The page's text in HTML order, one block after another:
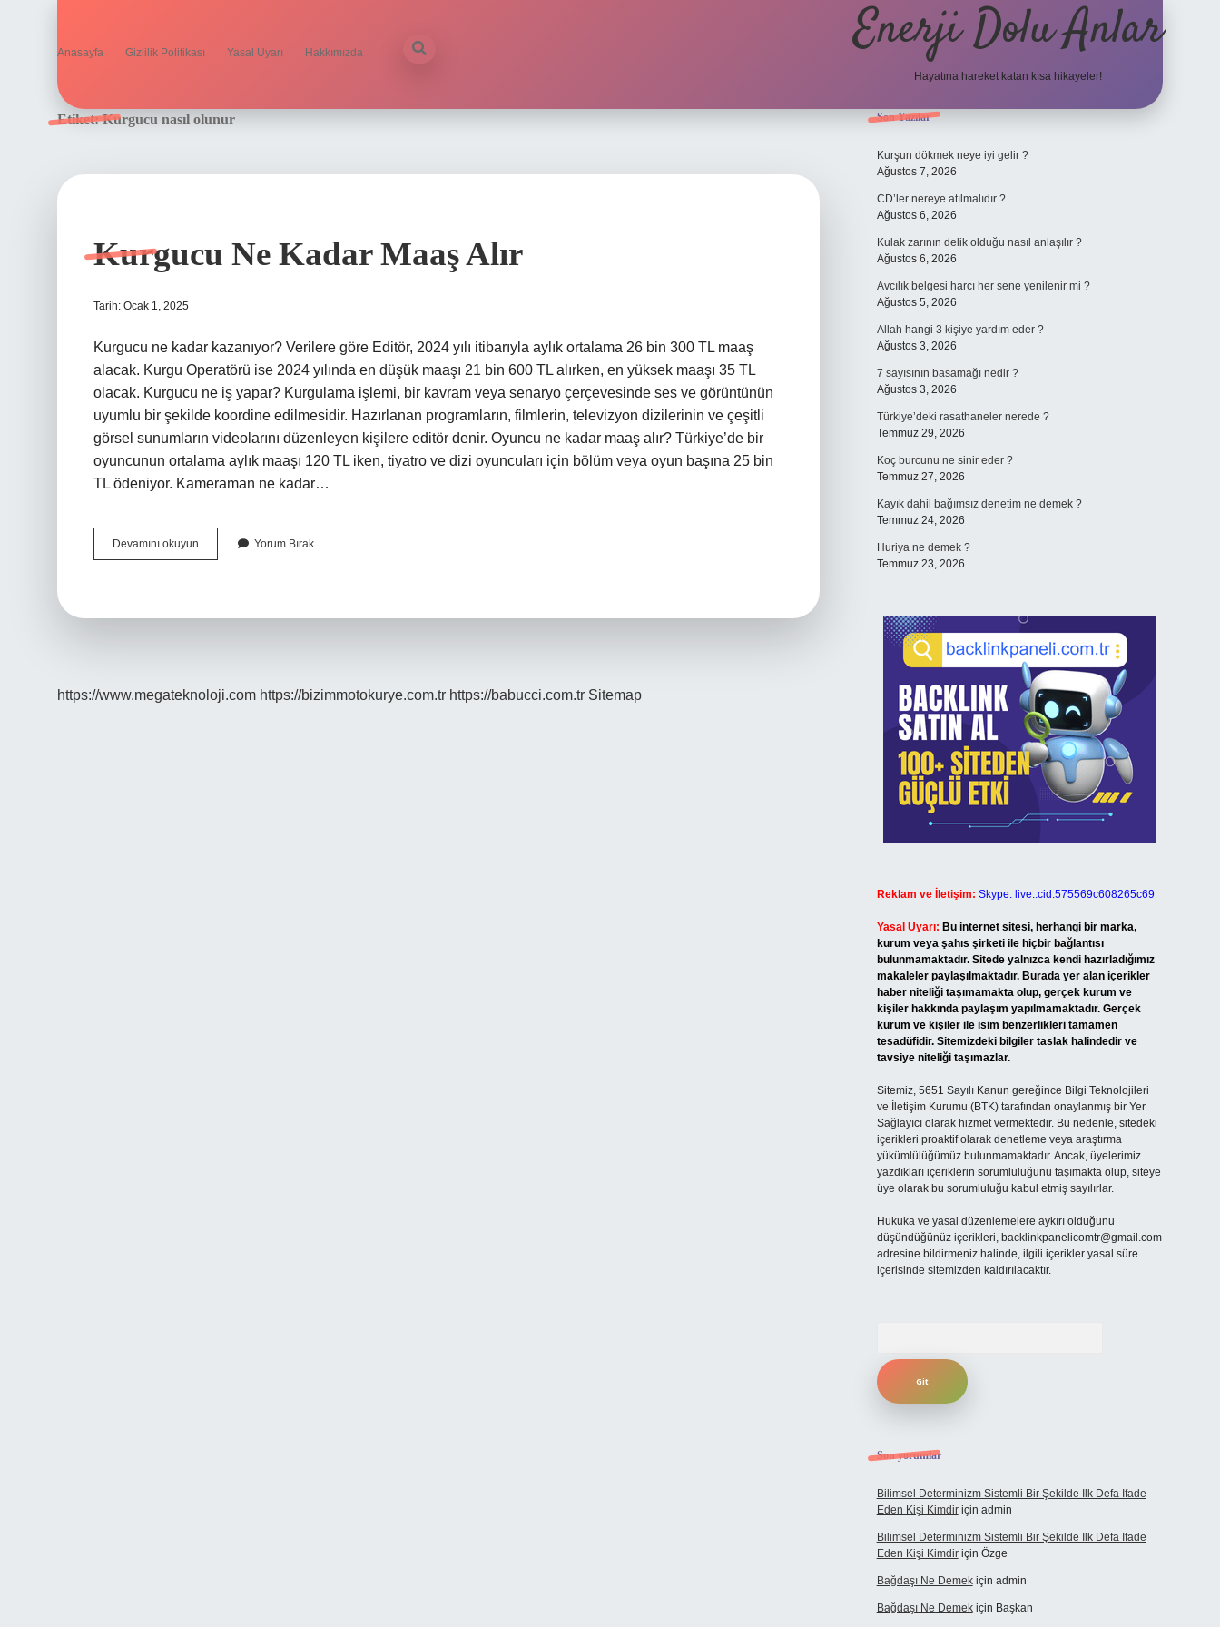
Anasayfa Gizlilik Politikası Yasal Uyarı Hakkımızda Enerji Dolu Anlar
Hayatına hareket katan kısa hikayeler!
Etiket:Kurgucu nasıl olunur
Kurgucu Ne Kadar Maaş Alır
Tarih: Ocak 1, 2025
Kurgucu ne kadar kazanıyor? Verilere göre Editör, 2024 yılı itibarıyla aylık ortalama 26 bin 300 TL maaş
alacak. Kurgu Operatörü ise 2024 yılında en düşük maaşı 21 bin 600 TL alırken, en yüksek maaşı 35 TL
olacak. Kurgucu ne iş yapar? Kurgulama işlemi, bir kavram veya senaryo çerçevesinde ses ve görüntünün
uyumlu bir şekilde koordine edilmesidir. Hazırlanan programların, filmlerin, televizyon dizilerinin ve çeşitli
görsel sunumların videolarını düzenleyen kişilere editör denir. Oyuncu ne kadar maaş alır? Türkiye’de bir
oyuncunun ortalama aylık maaşı 120 TL iken, tiyatro ve dizi oyuncuları için bölüm veya oyun başına 25 bin
TL ödeniyor. Kameraman ne kadar…
Devamını okuyun Kurgucu
Ne
Yorum Bırak
https://www.megateknoloji.com https://bizimmotokurye.com.tr https://babucci.com.tr Sitemap
Sidebar
Son Yazılar
Kurşun dökmek neye iyi gelir ?
Ağustos 7, 2026
CD’ler nereye atılmalıdır ?
Ağustos 6, 2026
Kulak zarının delik olduğu nasıl anlaşılır ?
Ağustos 6, 2026
Avcılık belgesi harcı her sene yenilenir mi ?
Ağustos 5, 2026
Allah hangi 3 kişiye yardım eder ?
Ağustos 3, 2026
7 sayısının basamağı nedir ?
Ağustos 3, 2026
Türkiye’deki rasathaneler nerede ?
Temmuz 29, 2026
Koç burcunu ne sinir eder ?
Temmuz 27, 2026
Kayık dahil bağımsız denetim ne demek ?
Temmuz 24, 2026
Huriya ne demek ?
Temmuz 23, 2026
Reklam ve İletişim: Skype: live:.cid.575569c608265c69
Yasal Uyarı: Bu internet sitesi, herhangi bir marka,
kurum veya şahıs şirketi ile hiçbir bağlantısı
bulunmamaktadır. Sitede yalnızca kendi hazırladığımız
makaleler paylaşılmaktadır. Burada yer alan içerikler
haber niteliği taşımamakta olup, gerçek kurum ve
kişiler hakkında paylaşım yapılmamaktadır. Gerçek
kurum ve kişiler ile isim benzerlikleri tamamen
tesadüfidir. Sitemizdeki bilgiler taslak halindedir ve
tavsiye niteliği taşımazlar.
Sitemiz, 5651 Sayılı Kanun gereğince Bilgi Teknolojileri
ve İletişim Kurumu (BTK) tarafından onaylanmış bir Yer
Sağlayıcı olarak hizmet vermektedir. Bu nedenle, sitedeki
içerikleri proaktif olarak denetleme veya araştırma
yükümlülüğümüz bulunmamaktadır. Ancak, üyelerimiz
yazdıkları içeriklerin sorumluluğunu taşımakta olup, siteye
üye olarak bu sorumluluğu kabul etmiş sayılırlar.
Hukuka ve yasal düzenlemelere aykırı olduğunu
düşündüğünüz içerikleri, backlinkpanelicomtr@gmail.com
adresine bildirmeniz halinde, ilgili içerikler yasal süre
içerisinde sitemizden kaldırılacaktır.
Son yorumlar
Bilimsel Determinizm Sistemli Bir Şekilde Ilk Defa Ifade
Eden Kişi Kimdiriçin admin
Bilimsel Determinizm Sistemli Bir Şekilde Ilk Defa Ifade
Eden Kişi Kimdiriçin Özge
Bağdaşı Ne Demekiçin admin
Bağdaşı Ne Demekiçin Başkan